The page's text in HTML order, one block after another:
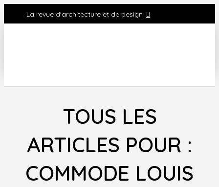
La revue d'architecture et de design
TOUS LES
ARTICLES POUR :
COMMODE LOUIS